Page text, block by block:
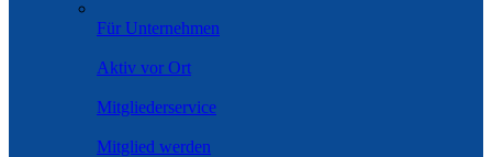
Für Unternehmen
Aktiv vor Ort
Mitgliederservice
Mitglied werden